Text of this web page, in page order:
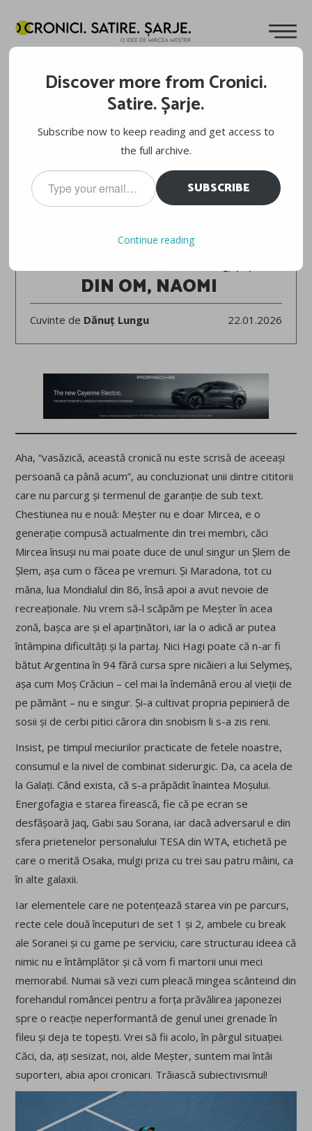
AUSTRALIAN OPEN 2026
NAOMI OSAKA – SORANA CÎRSTEA 6-3, 4-6, 6-2
DIN OM, NAOMI
Cuvinte de Dănuț Lungu 22.01.2026
Aha, “vasăzică, această cronică nu este scrisă de aceeași
persoană ca până acum”, au concluzionat unii dintre cititorii
care nu parcurg și termenul de garanție de sub text.
Chestiunea nu e nouă: Meșter nu e doar Mircea, e o
generație compusă actualmente din trei membri, căci
Mircea însuși nu mai poate duce de unul singur un Șlem de
Șlem, așa cum o făcea pe vremuri. Și Maradona, tot cu
mâna, lua Mondialul din 86, însă apoi a avut nevoie de
recreaționale. Nu vrem să-l scăpăm pe Meșter în acea
zonă, bașca are și el aparținători, iar la o adică ar putea
întâmpina dificultăți și la partaj. Nici Hagi poate că n-ar fi
bătut Argentina în 94 fără cursa spre nicăieri a lui Selymeș,
așa cum Moș Crăciun – cel mai la îndemână erou al vieții de
pe pământ – nu e singur. Și-a cultivat propria pepinieră de
sosii și de cerbi pitici cărora din snobism li s-a zis reni.
Insist, pe timpul meciurilor practicate de fetele noastre,
consumul e la nivel de combinat siderurgic. Da, ca acela de
la Galați. Când exista, că s-a prăpădit înaintea Moșului.
Energofagia e starea firească, fie că pe ecran se
desfășoară Jaq, Gabi sau Sorana, iar dacă adversarul e din
sfera prietenelor personalului TESA din WTA, etichetă pe
care o merită Osaka, mulgi priza cu trei sau patru mâini, ca
în alte galaxii.
Iar elementele care ne potențează starea vin pe parcurs,
recte cele două începuturi de set 1 și 2, ambele cu break
ale Soranei și cu game pe serviciu, care structurau ideea că
nimic nu e întâmplător și că vom fi martorii unui meci
memorabil. Numai să vezi cum pleacă mingea scânteind din
forehandul româncei pentru a forța prăvălirea japonezei
spre o reacție neperformantă de genul unei grenade în
fileu și deja te topești. Vrei să fii acolo, în pârgul situației.
Căci, da, ați sesizat, noi, alde Meșter, suntem mai întâi
suporteri, abia apoi cronicari. Trăiască subiectivismul!
Discover more from Cronici.
Satire. Șarje.
Subscribe now to keep reading and get access to
the full archive.
Type
your
email…
SUBSCRIBE
Continue reading